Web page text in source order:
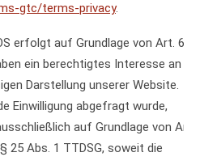
gtc/terms-privacy.
erfolgt auf Grundlage von Art. 6
ein berechtigtes Interesse an
Darstellung unserer Website.
Einwilligung abgefragt wurde,
auf Grundlage von Art.
25 Abs. 1 TTDSG, soweit die